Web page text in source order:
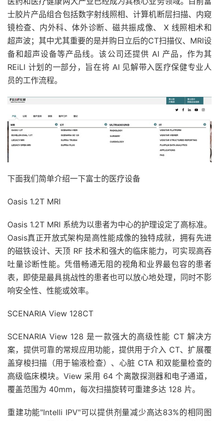
士胶片产品组合包括数字射线照相、计算机断层扫描、内窥
镜检查、内外科、体外诊断、磁共振成像、 X 线照相术和
超声波；其中尤其重要的是并购日立后的CT扫描仪、MRI设
备和超声设备等产品线。该公司还提供 AI 产品，作为其
REiLI 计划的一部分，旨在将 AI 见解带入医疗保健专业人
员的工作流程。
下面我们简单介绍一下富士的医疗设备
Oasis 1.2T MRI
Oasis 1.2T MRI 系统为以患者为中心的护理设定了高标准。
Oasis真正开放式架构是高性能成像的独特成就，拥有先进
的磁铁设计、天顶 RF 技术和强大的临床能力，可实现高吞
吐量诊断性能。凭借畅通无阻的视角和业界最包容的患者
表，即使是最具挑战性的患者也可以放心地处理，同时不影
响安全性、性能或效率。
SCENARIA View 128CT
SCENARIA View 128 是一款强大的高级性能 CT 解决方
案，提供可靠的常规应用功能，提供用于介入 CT、扩展覆
盖穿梭扫描（用于输液检查）、心脏 CTA 和双能量检查的
高级临床模块。View 采用 64 个离散探测器和电子通道，
覆盖范围为 40mm，每次扫描旋转可重建多达 128 片。
重建功能"Intelli IPV"可以提供剂量减少高达83%的相同图